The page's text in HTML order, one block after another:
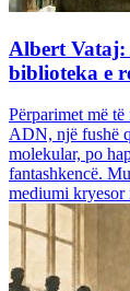
Albert Vataj:
biblioteka e
Përparimet më
ADN, një fushë
molekular, po
fantashkencë.
mediumi kryesor